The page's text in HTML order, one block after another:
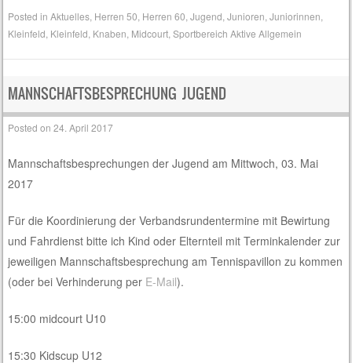
Posted inAktuelles Herren 50 Herren 60 ,Jugend ,Junioren ,Juniorinnen
Kleinfeld Kleinfeld Knaben Midcourt ,Sportbereich Aktive Allgemein
MANNSCHAFTSBESPRECHUNG JUGEND
Posted on24. April 2017
Mannschaftsbesprechungen der Jugend am Mittwoch, 03. Mai
2017
Für die Koordinierung der Verbandsrundentermine mit Bewirtung
und Fahrdienst bitte ich Kind oder Elternteil mit Terminkalender zur
jeweiligen Mannschaftsbesprechung am Tennispavillon zu kommen
(oder bei Verhinderung per E-Mail).
15:00 midcourt U10
15:30 Kidscup U12